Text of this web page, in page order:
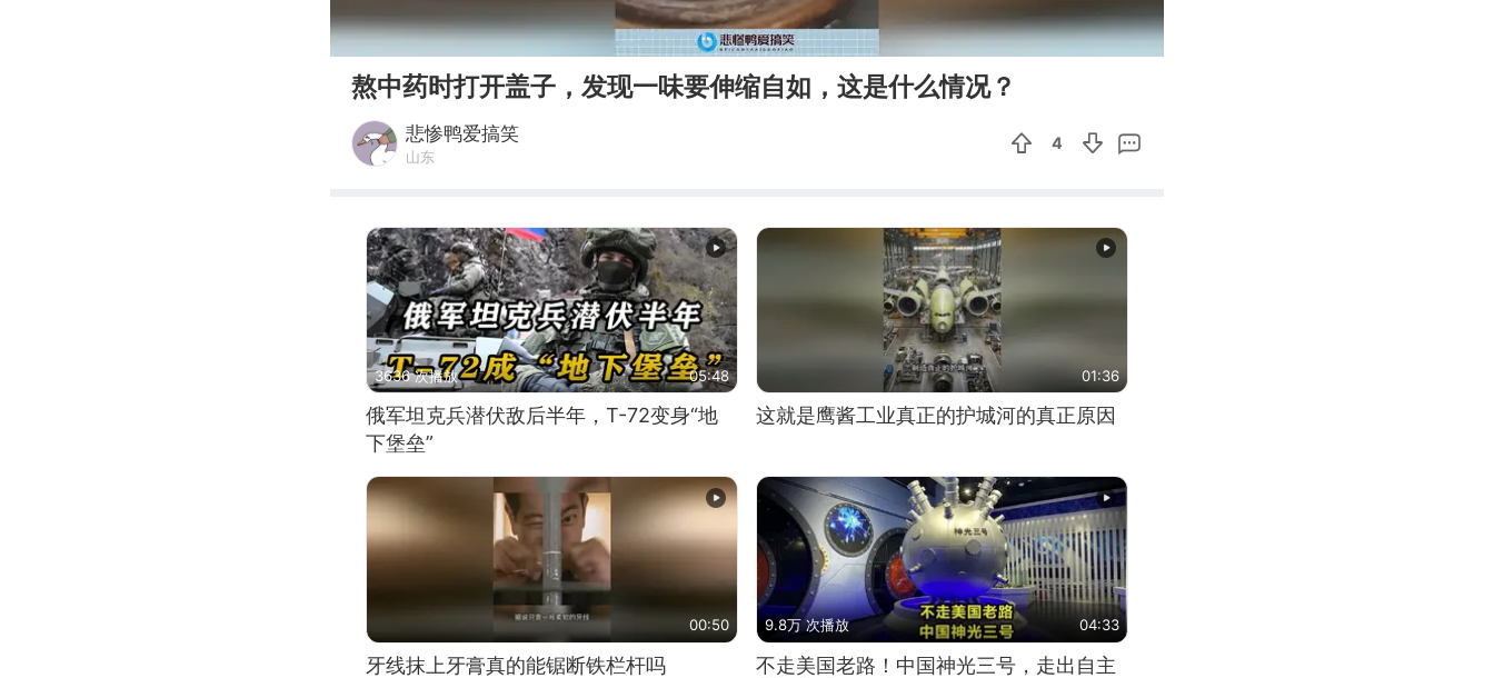
00:00 00:12
熬中药时打开盖子，发现一味要伸缩自如，这是什么情况？
悲惨鸭爱搞笑
山东
4
3636 次播放 05:48
俄军坦克兵潜伏敌后半年，T-72变身“地
下堡垒”
01:36
这就是鹰酱工业真正的护城河的真正原因
00:50
牙线抹上牙膏真的能锯断铁栏杆吗
9.8万 次播放 04:33
不走美国老路！中国神光三号，走出自主